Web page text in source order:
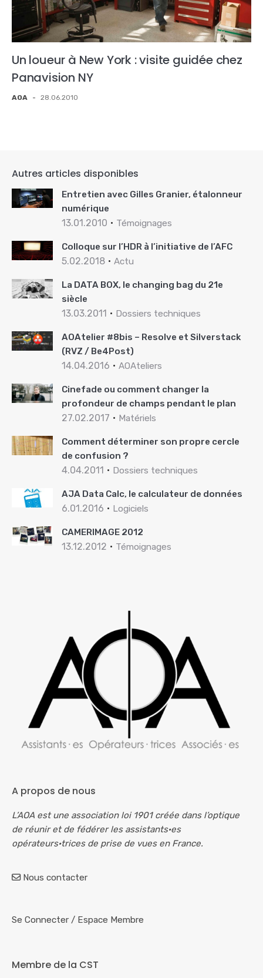
Un loueur à New York : visite guidée chez
Panavision NY
AOA - 28.06.2010
Autres articles disponibles
Entretien avec Gilles Granier, étalonneur
numérique
13.01.2010 Témoignages
Colloque sur l’HDR à l’initiative de l’AFC
5.02.2018 Actu
La DATA BOX, le changing bag du 21e
siècle
13.03.2011 Dossiers techniques
AOAtelier #8bis – Resolve et Silverstack
(RVZ / Be4Post)
14.04.2016 AOAteliers
Cinefade ou comment changer la
profondeur de champs pendant le plan
27.02.2017 Matériels
Comment déterminer son propre cercle
de confusion ?
4.04.2011 Dossiers techniques
AJA Data Calc, le calculateur de données
6.01.2016 Logiciels
CAMERIMAGE 2012
13.12.2012 Témoignages
A propos de nous
L’AOA est une association loi 1901 créée dans l’optique
de réunir et de fédérer les assistants·es
opérateurs·trices de prise de vues en France.
Nous contacter
Se Connecter / Espace Membre
Membre de la CST